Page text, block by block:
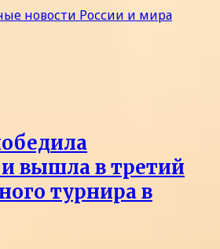
вышла в третий
турнира в